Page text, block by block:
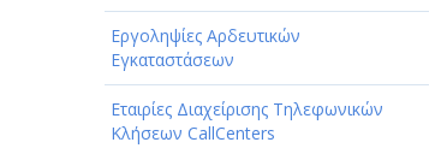
Εργοληψίες Αρδευτικών
Εγκαταστάσεων
Εταιρίες Διαχείρισης Τηλεφωνικών
Κλήσεων CallCenters